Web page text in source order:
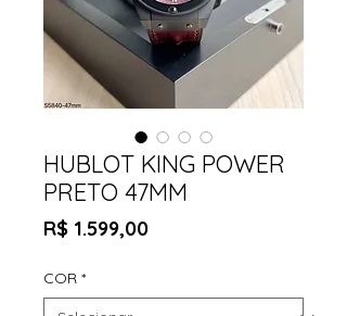
HUBLOT KING POWER
PRETO 47MM
R$ 1.599,00Preço
COR *